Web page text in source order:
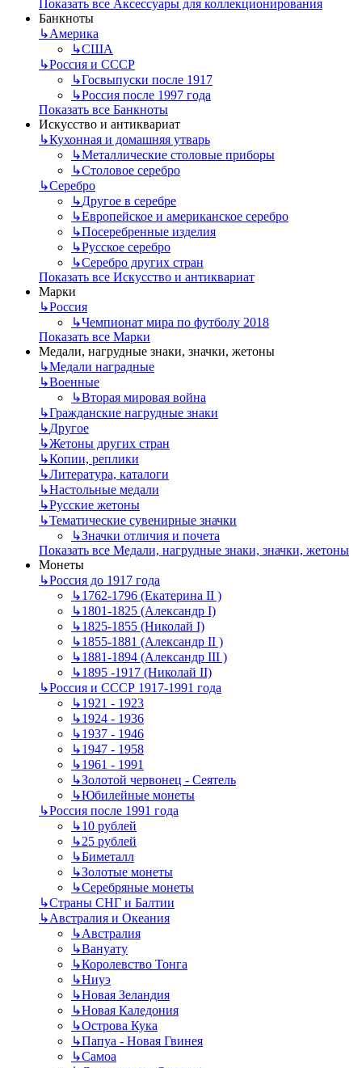
Показать все Аксессуары для коллекционирования
Банкноты
↳Америка
↳США
↳Россия и СССР
↳Госвыпуски после 1917
↳Россия после 1997 года
Показать все Банкноты
Искусство и антиквариат
↳Кухонная и домашняя утварь
↳Металлические столовые приборы
↳Столовое серебро
↳Серебро
↳Другое в серебре
↳Европейское и американское серебро
↳Посеребренные изделия
↳Русское серебро
↳Серебро других стран
Показать все Искусство и антиквариат
Марки
↳Россия
↳Чемпионат мира по футболу 2018
Показать все Марки
Медали, нагрудные знаки, значки, жетоны
↳Mедали наградные
↳Военные
↳Вторая мировая война
↳Гражданские нагрудные знаки
↳Другое
↳Жетоны других стран
↳Копии, реплики
↳Литература, каталоги
↳Настольные медали
↳Русские жетоны
↳Тематические сувенирные значки
↳Значки отличия и почета
Показать все Медали, нагрудные знаки, значки, жетоны
Монеты
↳Россия до 1917 года
↳1762-1796 (Екатерина II )
↳1801-1825 (Александр I)
↳1825-1855 (Николай I)
↳1855-1881 (Александр II )
↳1881-1894 (Александр III )
↳1895 -1917 (Николай II)
↳Россия и СССР 1917-1991 года
↳1921 - 1923
↳1924 - 1936
↳1937 - 1946
↳1947 - 1958
↳1961 - 1991
↳Золотой червонец - Сеятель
↳Юбилейные монеты
↳Россия после 1991 года
↳10 рублей
↳25 рублей
↳Биметалл
↳Золотые монеты
↳Серебряные монеты
↳Страны СНГ и Балтии
↳Австралия и Океания
↳Австралия
↳Вануату
↳Королевство Тонга
↳Ниуэ
↳Новая Зеландия
↳Новая Каледония
↳Острова Кука
↳Папуа - Новая Гвинея
↳Самоа